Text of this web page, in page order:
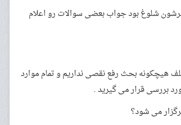
شلوغ بود جواب بعضی سوالات رو اعلام
هیچکونه بحث رفع نقصی نداریم و تمام موارد
بررسی قرار می گیرید .
می شود؟